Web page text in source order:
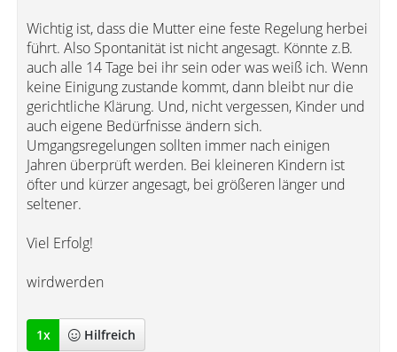
Wichtig ist, dass die Mutter eine feste Regelung herbei
führt. Also Spontanität ist nicht angesagt. Könnte z.B.
auch alle 14 Tage bei ihr sein oder was weiß ich. Wenn
keine Einigung zustande kommt, dann bleibt nur die
gerichtliche Klärung. Und, nicht vergessen, Kinder und
auch eigene Bedürfnisse ändern sich.
Umgangsregelungen sollten immer nach einigen
Jahren überprüft werden. Bei kleineren Kindern ist
öfter und kürzer angesagt, bei größeren länger und
seltener.
Viel Erfolg!
wirdwerden
1x Hilfreich